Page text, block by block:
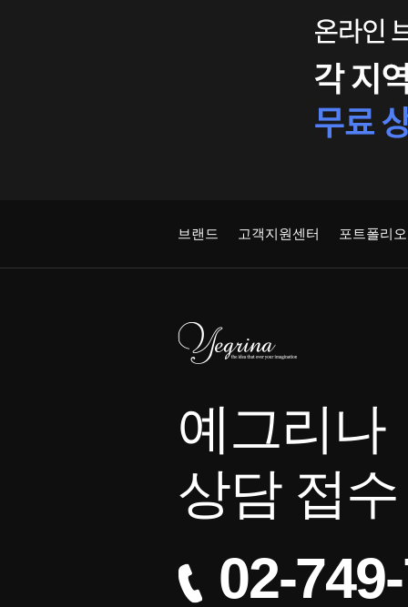
브랜드 고객지원센터 포트폴리오
예그리나
상담 접수
02-